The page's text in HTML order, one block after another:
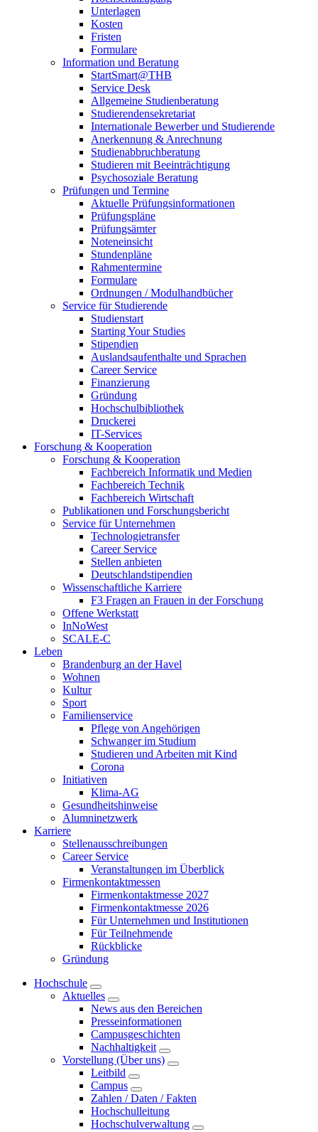
Unterlagen
Kosten
Fristen
Formulare
Information und Beratung
StartSmart@THB
Service Desk
Allgemeine Studienberatung
Studierendensekretariat
Internationale Bewerber und Studierende
Anerkennung & Anrechnung
Studienabbruchberatung
Studieren mit Beeinträchtigung
Psychosoziale Beratung
Prüfungen und Termine
Aktuelle Prüfungsinformationen
Prüfungspläne
Prüfungsämter
Noteneinsicht
Stundenpläne
Rahmentermine
Formulare
Ordnungen / Modulhandbücher
Service für Studierende
Studienstart
Starting Your Studies
Stipendien
Auslandsaufenthalte und Sprachen
Career Service
Finanzierung
Gründung
Hochschulbibliothek
Druckerei
IT-Services
Forschung & Kooperation
Forschung & Kooperation
Fachbereich Informatik und Medien
Fachbereich Technik
Fachbereich Wirtschaft
Publikationen und Forschungsbericht
Service für Unternehmen
Technologietransfer
Career Service
Stellen anbieten
Deutschlandstipendien
Wissenschaftliche Karriere
F3 Fragen an Frauen in der Forschung
Offene Werkstatt
InNoWest
SCALE-C
Leben
Brandenburg an der Havel
Wohnen
Kultur
Sport
Familienservice
Pflege von Angehörigen
Schwanger im Studium
Studieren und Arbeiten mit Kind
Corona
Initiativen
Klima-AG
Gesundheitshinweise
Alumninetzwerk
Karriere
Stellenausschreibungen
Career Service
Veranstaltungen im Überblick
Firmenkontaktmessen
Firmenkontaktmesse 2027
Firmenkontaktmesse 2026
Für Unternehmen und Institutionen
Für Teilnehmende
Rückblicke
Gründung
Hochschule
Aktuelles
News aus den Bereichen
Presseinformationen
Campusgeschichten
Nachhaltigkeit
Vorstellung (Über uns)
Leitbild
Campus
Zahlen / Daten / Fakten
Hochschulleitung
Hochschulverwaltung